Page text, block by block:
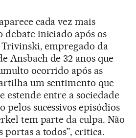
cada vez mais
debate iniciado após os
Trivinski, empregado da
Ansbach de 32 anos que
ocorrido após as
um sentimento que
estende entre a sociedade
pelos sucessivos episódios
tem parte da culpa. Não
portas a todos”, critica.